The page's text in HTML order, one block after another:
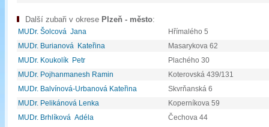
Další zubaři v okrese Plzeň - město:
MUDr. Šolcová Jana
Hřímalého 5
MUDr. Burianová Kateřina
Masarykova 62
MUDr. Koukolík Petr
Plachého 30
MUDr. Pojhanmanesh Ramin
Koterovská 439/131
MUDr. Balvínová-Urbanová Kateřina
Skvrňanská 6
MUDr. Pelikánová Lenka
Koperníkova 59
MUDr. Brhlíková Adéla
Čechova 44